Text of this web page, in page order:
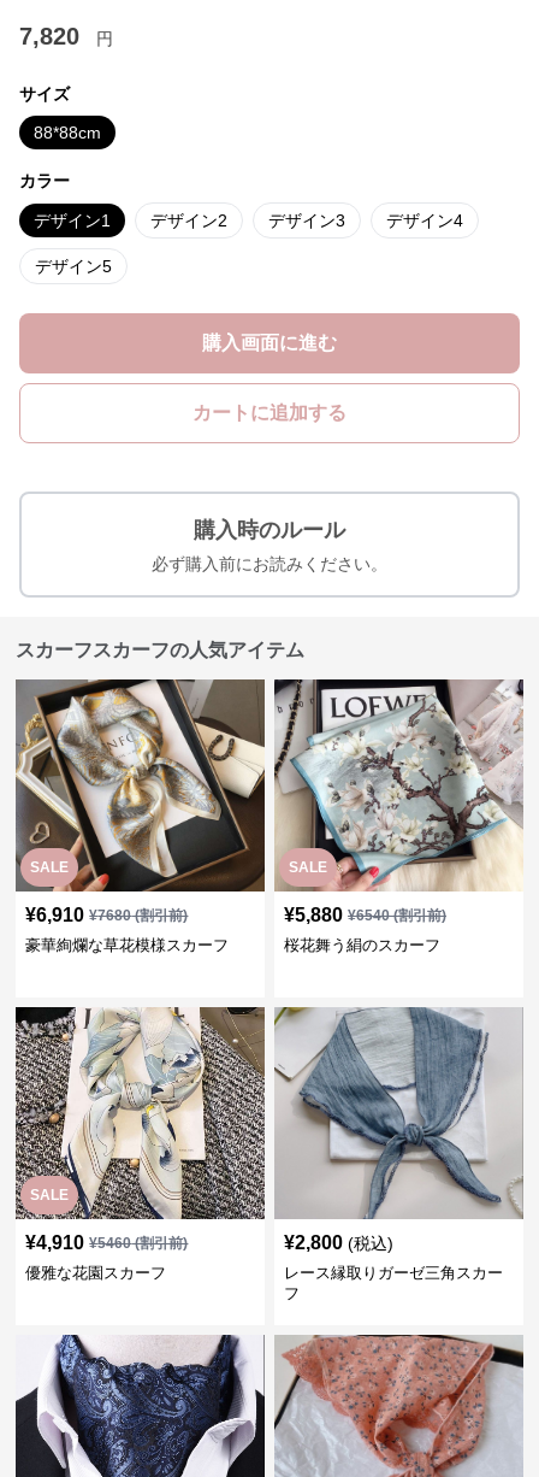
7,820 円
サイズ
88*88cm
カラー
デザイン1 デザイン2 デザイン3 デザイン4
デザイン5
購入画面に進む
カートに追加する
購入時のルール
必ず購入前にお読みください。
スカーフスカーフの人気アイテム
SALE
¥6,910 ¥7680(割引前)
豪華絢爛な草花模様スカーフ
SALE
¥5,880 ¥6540(割引前)
桜花舞う絹のスカーフ
SALE
¥4,910 ¥5460(割引前)
優雅な花園スカーフ
¥2,800 (税込)
レース縁取りガーゼ三角スカー
フ